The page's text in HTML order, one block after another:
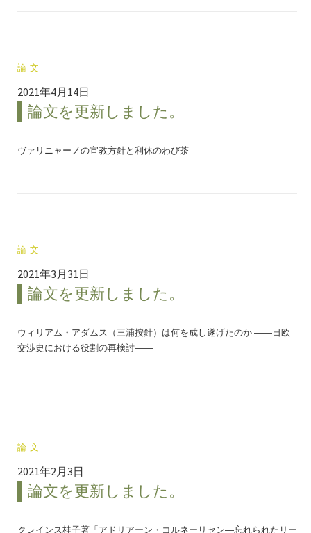
論文
2021年4月14日
論文を更新しました。
ヴァリニャーノの宣教方針と利休のわび茶
論文
2021年3月31日
論文を更新しました。
ウィリアム・アダムス（三浦按針）は何を成し遂げたのか ――日欧
交渉史における役割の再検討――
論文
2021年2月3日
論文を更新しました。
クレインス桂子著「アドリアーン・コルネーリセン―忘れられたリー